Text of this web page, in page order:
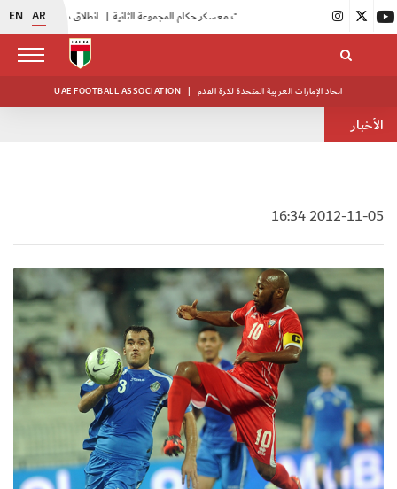
EN AR |
UAE FOOTBALL ASSOCIATION | اتحاد الإمارات العربية المتحدة لكرة القدم
الأخبار
2012-11-05 16:34